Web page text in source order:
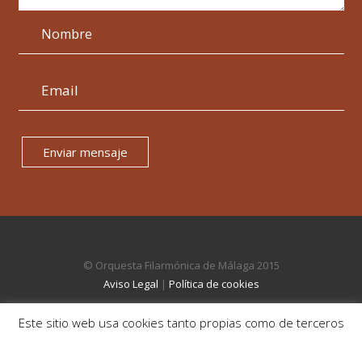
Enviar mensaje
© Orquesta Filarmónica de Málaga 2015
Aviso Legal | Política de cookies
Este sitio web usa cookies tanto propias como de terceros